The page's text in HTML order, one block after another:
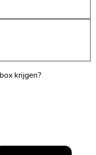
krijgen?